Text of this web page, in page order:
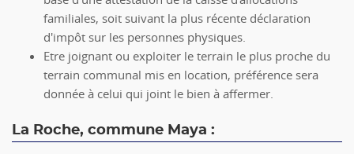
familiales, soit suivant la plus récente déclaration
d'impôt sur les personnes physiques.
Etre joignant ou exploiter le terrain le plus proche du
terrain communal mis en location, préférence sera
donnée à celui qui joint le bien à affermer.
La Roche, commune Maya :